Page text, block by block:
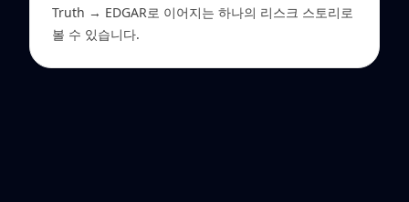
Truth → EDGAR로 이어지는 하나의 리스크 스토리로
볼 수 있습니다.